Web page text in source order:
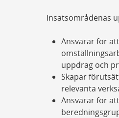
Insatsområdenas
Ansvarar för
uppdrag och
Skapar
relevanta
Ansvarar för